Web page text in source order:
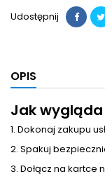
Udostępnij
OPIS
Jak
1. Dokonaj zakupu
2. Spakuj
3. Dołącz na kartce